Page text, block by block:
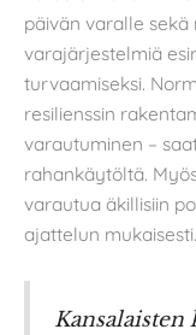
päivän varalle
varajärjestelmiä
turvaamiseksi.
resilienssin
varautuminen –
rahankäytöltä.
varautua äkillisiin
ajattelun mukaisesti.